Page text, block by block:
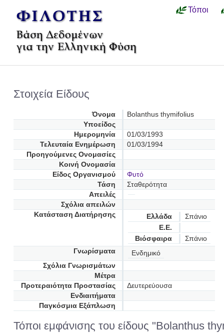
Τόποι
Στοιχεία Είδους
Όνομα
Bolanthus thymifolius
Υποείδος
Ημερομηνία
01/03/1993
Τελευταία Ενημέρωση
01/03/1994
Προηγούμενες Oνομασίες
Κοινή Ονομασία
Είδος Οργανισμού
Φυτό
Τάση
Σταθερότητα
Απειλές
Σχόλια απειλών
Κατάσταση Διατήρησης
Ελλάδα
Σπάνιο
Ε.Ε.
Βιόσφαιρα
Σπάνιο
Γνωρίσματα
Ενδημικό
Σχόλια Γνωρισμάτων
Μέτρα
Προτεραιότητα Προστασίας
Δευτερεύουσα
Ενδιαιτήματα
Παγκόσμια Εξάπλωση
Τόποι εμφάνισης του είδους "Bolanthus